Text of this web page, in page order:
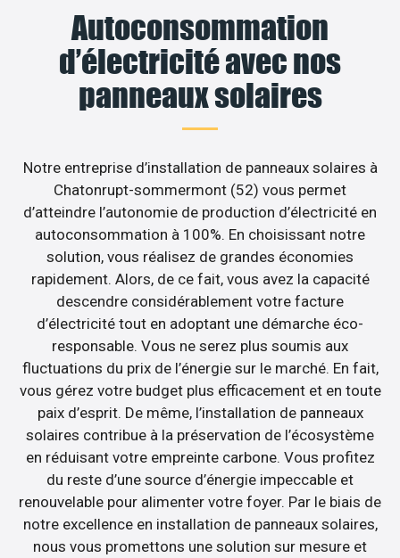
Autoconsommation
d’électricité avec nos
panneaux solaires
Notre entreprise d’installation de panneaux solaires à
Chatonrupt-sommermont (52) vous permet
d’atteindre l’autonomie de production d’électricité en
autoconsommation à 100%. En choisissant notre
solution, vous réalisez de grandes économies
rapidement. Alors, de ce fait, vous avez la capacité
descendre considérablement votre facture
d’électricité tout en adoptant une démarche éco-
responsable. Vous ne serez plus soumis aux
fluctuations du prix de l’énergie sur le marché. En fait,
vous gérez votre budget plus efficacement et en toute
paix d’esprit. De même, l’installation de panneaux
solaires contribue à la préservation de l’écosystème
en réduisant votre empreinte carbone. Vous profitez
du reste d’une source d’énergie impeccable et
renouvelable pour alimenter votre foyer. Par le biais de
notre excellence en installation de panneaux solaires,
nous vous promettons une solution sur mesure et